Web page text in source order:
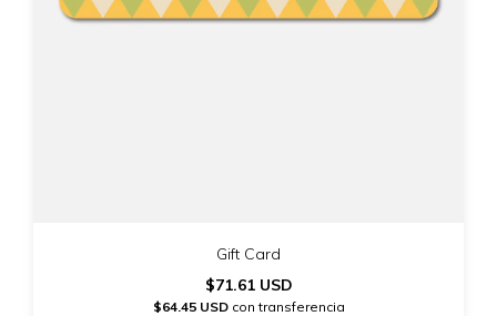
Gift Card
$71.61 USD
$64.45 USDcon transferencia